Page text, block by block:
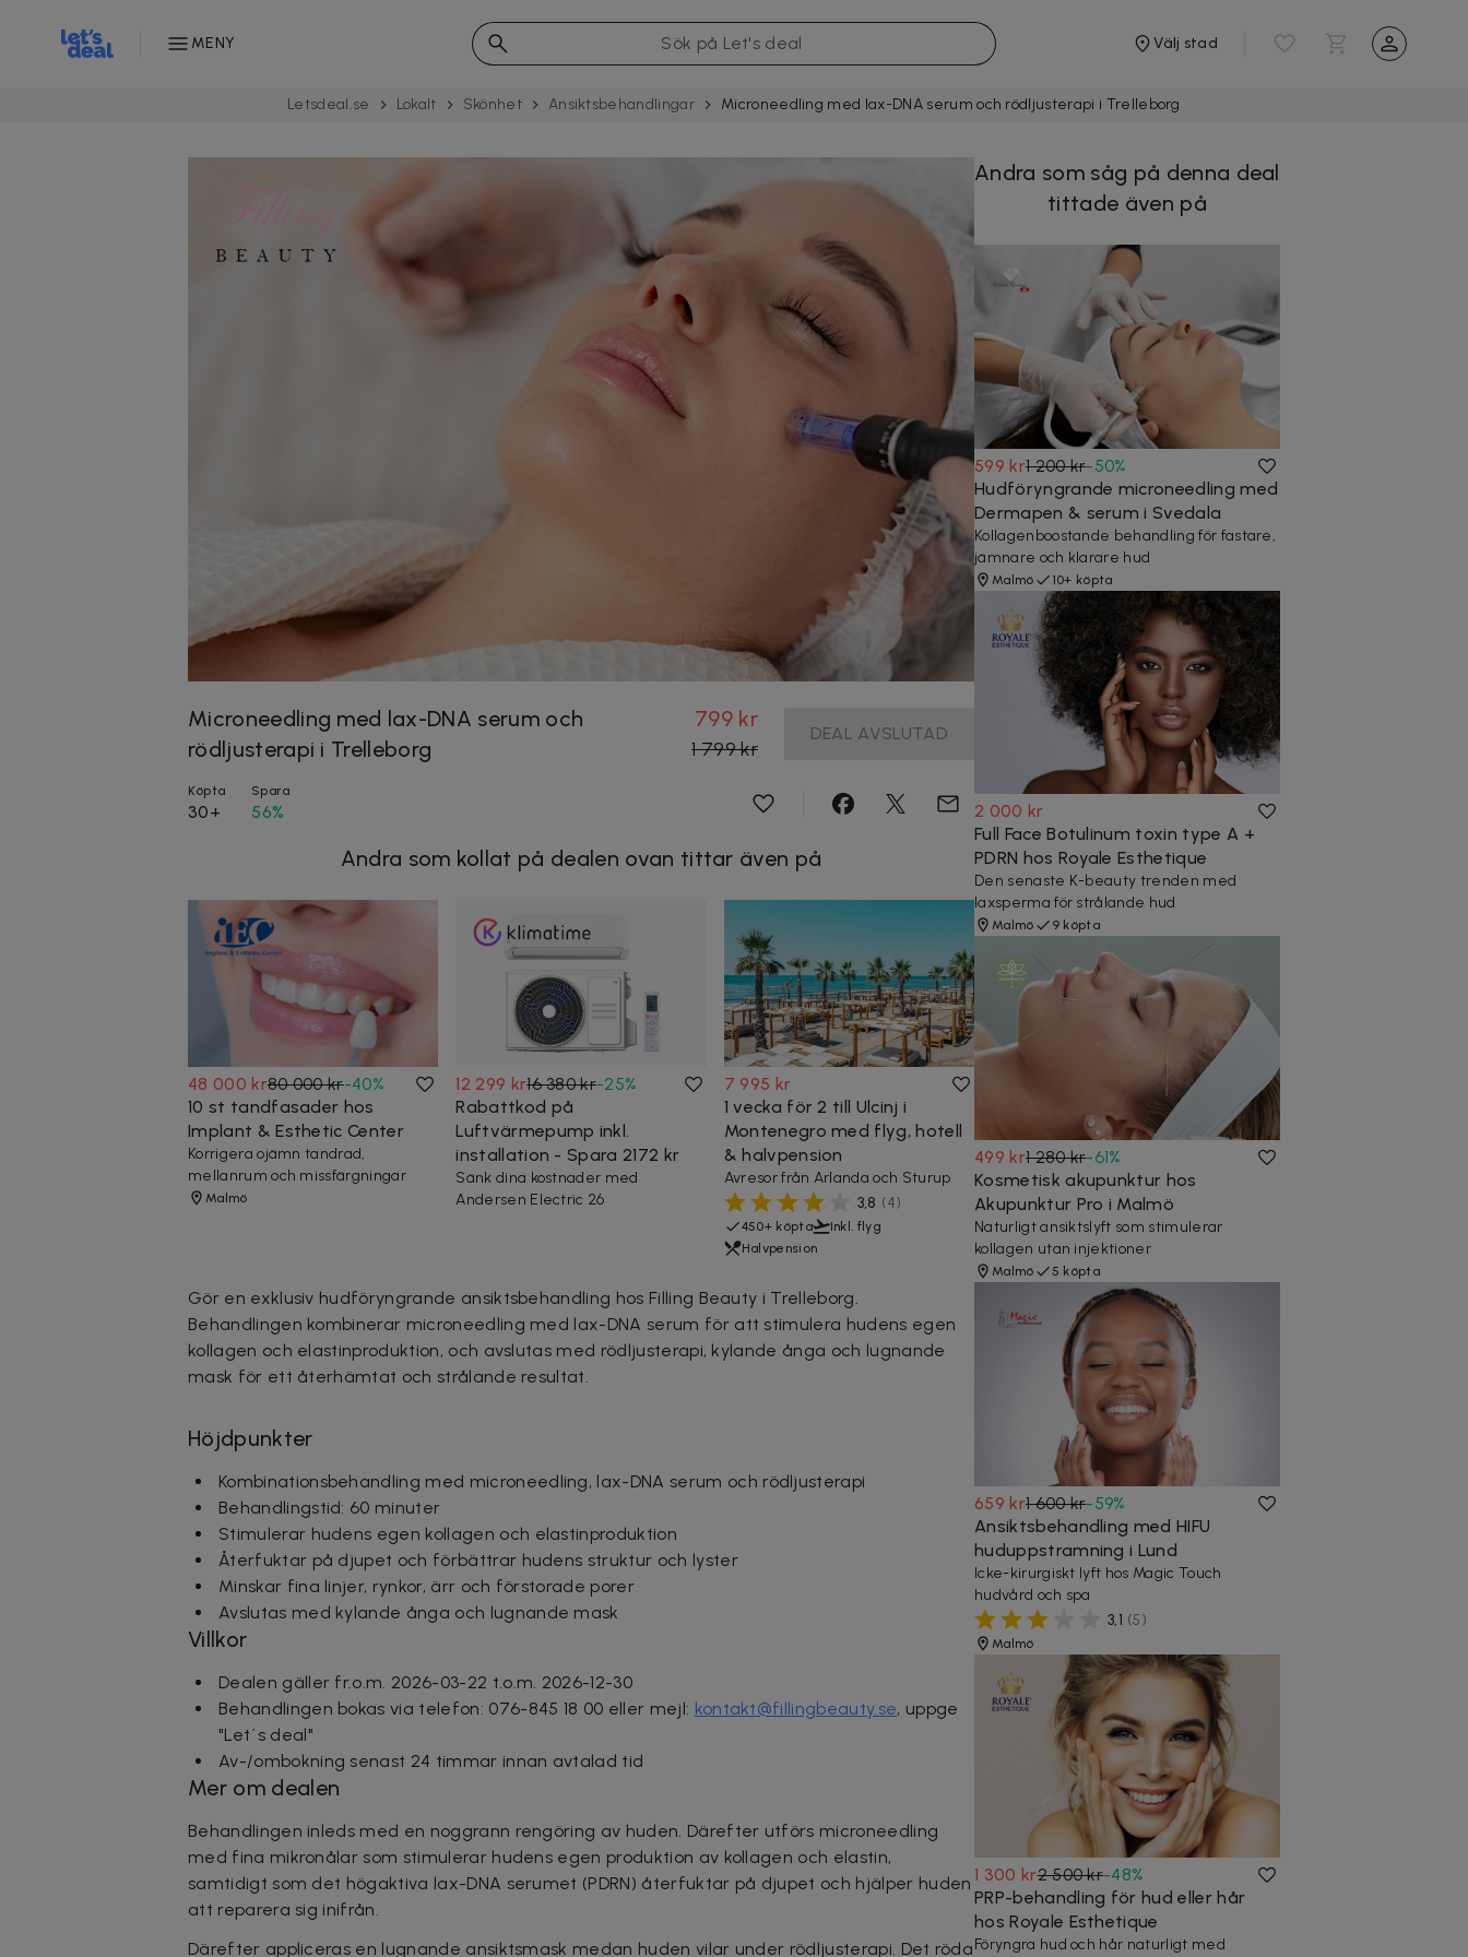
MENY Välj stad
Letsdeal.se Lokalt Skönhet Ansiktsbehandlingar Microneedling med lax-DNA serum och rödljusterapi i Trelleborg
Microneedling med lax-DNA serum och
rödljusterapi i Trelleborg
799 kr
1 799 kr
DEAL AVSLUTAD
Köpta
30+
Spara
56%
Andra som kollat på dealen ovan tittar även på
48 000 kr80 000 kr-40%
10 st tandfasader hos
Implant & Esthetic Center
Korrigera ojämn tandrad,
mellanrum och missfärgningar
Malmö
12 299 kr16 380 kr-25%
Rabattkod på
Luftvärmepump inkl.
installation - Spara 2172 kr
Sänk dina kostnader med
Andersen Electric 26
7 995 kr
1 vecka för 2 till Ulcinj i
Montenegro med flyg, hotell
& halvpension
Avresor från Arlanda och Sturup
3,8 (4)
450+ köpta
Inkl. flyg
Halvpension
Gör en exklusiv hudföryngrande ansiktsbehandling hos Filling Beauty i Trelleborg.
Behandlingen kombinerar microneedling med lax-DNA serum för att stimulera hudens egen
kollagen och elastinproduktion, och avslutas med rödljusterapi, kylande ånga och lugnande
mask för ett återhämtat och strålande resultat.
Höjdpunkter
Kombinationsbehandling med microneedling, lax-DNA serum och rödljusterapi
Behandlingstid: 60 minuter
Stimulerar hudens egen kollagen och elastinproduktion
Återfuktar på djupet och förbättrar hudens struktur och lyster
Minskar fina linjer, rynkor, ärr och förstorade porer
Avslutas med kylande ånga och lugnande mask
Villkor
Dealen gäller fr.o.m. 2026-03-22 t.o.m. 2026-12-30
Behandlingen bokas via telefon: 076-845 18 00 eller mejl: kontakt@fillingbeauty.se, uppge
"Let´s deal"
Av-/ombokning senast 24 timmar innan avtalad tid
Mer om dealen
Behandlingen inleds med en noggrann rengöring av huden. Därefter utförs microneedling
med fina mikronålar som stimulerar hudens egen produktion av kollagen och elastin,
samtidigt som det högaktiva lax-DNA serumet (PDRN) återfuktar på djupet och hjälper huden
att reparera sig inifrån.
Därefter appliceras en lugnande ansiktsmask medan huden vilar under rödljusterapi. Det röda
Andra som såg på denna deal
tittade även på
599 kr1 200 kr-50%
Hudföryngrande microneedling med
Dermapen & serum i Svedala
Kollagenboostande behandling för fastare,
jämnare och klarare hud
Malmö 10+ köpta
2 000 kr
Full Face Botulinum toxin type A +
PDRN hos Royale Esthetique
Den senaste K-beauty trenden med
laxsperma för strålande hud
Malmö 9 köpta
499 kr1 280 kr-61%
Kosmetisk akupunktur hos
Akupunktur Pro i Malmö
Naturligt ansiktslyft som stimulerar
kollagen utan injektioner
Malmö 5 köpta
659 kr1 600 kr-59%
Ansiktsbehandling med HIFU
huduppstramning i Lund
Icke-kirurgiskt lyft hos Magic Touch
hudvård och spa
3,1 (5)
Malmö
1 300 kr2 500 kr-48%
PRP-behandling för hud eller hår
hos Royale Esthetique
Föryngra hud och hår naturligt med